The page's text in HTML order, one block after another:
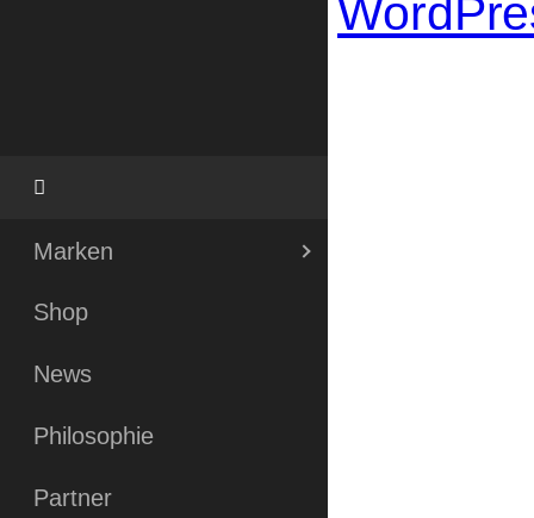
Marken
Shop
News
Philosophie
Partner